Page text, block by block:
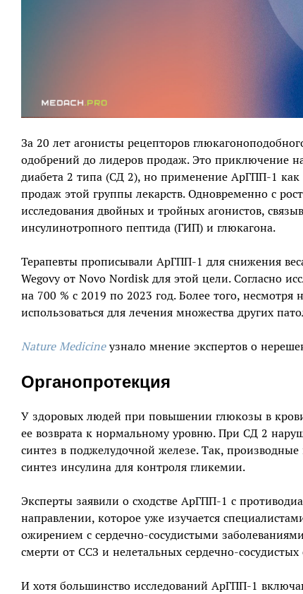
За 20 лет агонисты рецепторов
одобрений до лидеров продаж. Это приключение
диабета 2 типа (СД 2), но применение АрГПП-1 как
продаж этой группы лекарств. Одновременно с
исследования двойных и тройных агонистов,
инсулинотропного пептида (ГИП) и глюкагона.
Терапевты прописывали АрГПП-1 для снижения
Wegovy от Novo Nordisk для этой цели. Согласно
на 700 % с 2019 по 2023 год. Более того,
использоваться для лечения множества других
Nature Medicineузнало мнение экспертов о
Органопротекция
У здоровых людей при повышении глюкозы в
ее возврата к нормальному уровню. При СД 2
синтез в поджелудочной железе. Так,
синтез инсулина для контроля гликемии.
Эксперты заявили о сходстве АрГПП-1 с
направлении, которое уже изучается
ожирением с сердечно-сосудистыми
смерти от ССЗ и нелетальных сердечно-
И хотя большинство исследований АрГПП-1